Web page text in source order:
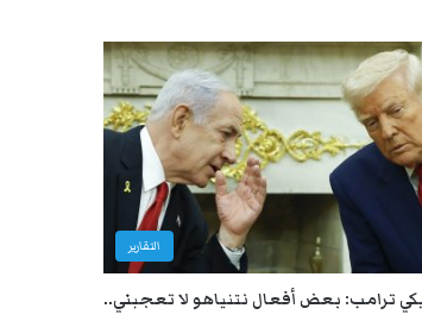
التقارير
ترامب: بعض أفعال نتنياهو لا تعجبني..